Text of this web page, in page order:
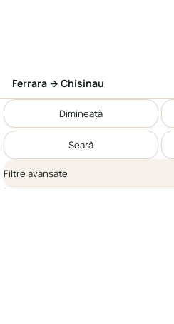
Ferrara → Chisinau
Dimineață
Seară
Filtre avansate